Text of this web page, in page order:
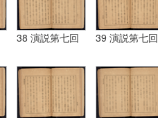
38 演説第七回 39 演説第七回